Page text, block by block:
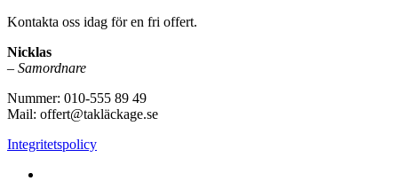
Kontakta oss idag för en fri offert.
Nicklas
– Samordnare
Nummer: 010-555 89 49
Mail: offert@takläckage.se
Integritetspolicy